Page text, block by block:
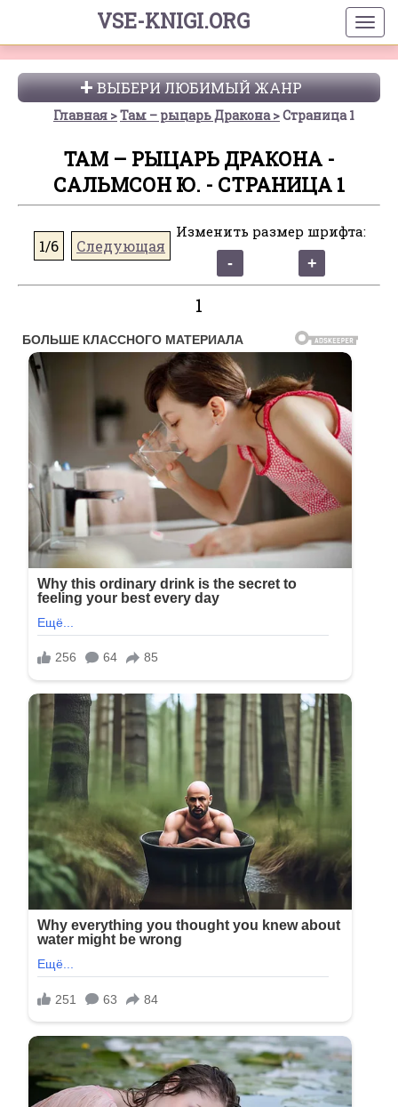
VSE-KNIGI.ORG
ВЫБЕРИ ЛЮБИМЫЙ ЖАНР
Главная Там – рыцарь Дракона Страница 1
ТАМ – РЫЦАРЬ ДРАКОНА -
САЛЬМСОН Ю. - СТРАНИЦА 1
1/6 Следующая
Изменить размер шрифта:
1